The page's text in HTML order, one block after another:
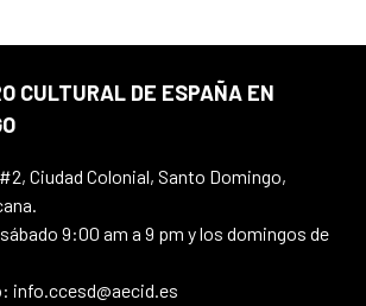
CULTURAL DE ESPAÑA EN
Ciudad Colonial, Santo Domingo,
9:00 am a 9 pm y los domingos de
info.ccesd@aecid.es